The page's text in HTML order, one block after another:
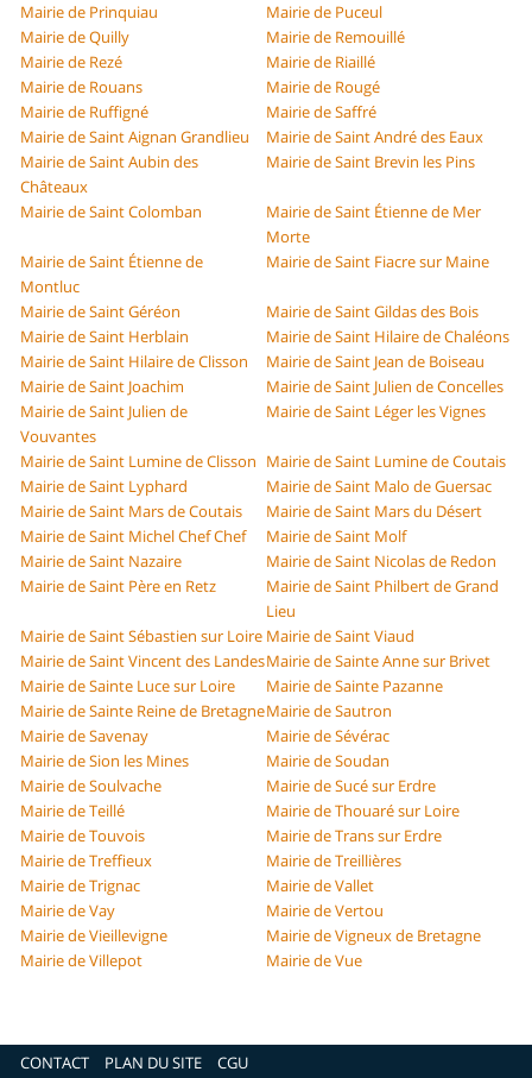
Mairie de Prinquiau
Mairie de Puceul
Mairie de Quilly
Mairie de Remouillé
Mairie de Rezé
Mairie de Riaillé
Mairie de Rouans
Mairie de Rougé
Mairie de Ruffigné
Mairie de Saffré
Mairie de Saint Aignan Grandlieu
Mairie de Saint André des Eaux
Mairie de Saint Aubin des
Châteaux
Mairie de Saint Brevin les Pins
Mairie de Saint Colomban
Mairie de Saint Étienne de Mer
Morte
Mairie de Saint Étienne de
Montluc
Mairie de Saint Fiacre sur Maine
Mairie de Saint Géréon
Mairie de Saint Gildas des Bois
Mairie de Saint Herblain
Mairie de Saint Hilaire de Chaléons
Mairie de Saint Hilaire de Clisson
Mairie de Saint Jean de Boiseau
Mairie de Saint Joachim
Mairie de Saint Julien de Concelles
Mairie de Saint Julien de
Vouvantes
Mairie de Saint Léger les Vignes
Mairie de Saint Lumine de Clisson Mairie de Saint Lumine de Coutais
Mairie de Saint Lyphard
Mairie de Saint Malo de Guersac
Mairie de Saint Mars de Coutais
Mairie de Saint Mars du Désert
Mairie de Saint Michel Chef Chef
Mairie de Saint Molf
Mairie de Saint Nazaire
Mairie de Saint Nicolas de Redon
Mairie de Saint Père en Retz
Mairie de Saint Philbert de Grand
Lieu
Mairie de Saint Sébastien sur Loire Mairie de Saint Viaud
Mairie de Saint Vincent des LandesMairie de Sainte Anne sur Brivet
Mairie de Sainte Luce sur Loire
Mairie de Sainte Pazanne
Mairie de Sainte Reine de BretagneMairie de Sautron
Mairie de Savenay
Mairie de Sévérac
Mairie de Sion les Mines
Mairie de Soudan
Mairie de Soulvache
Mairie de Sucé sur Erdre
Mairie de Teillé
Mairie de Thouaré sur Loire
Mairie de Touvois
Mairie de Trans sur Erdre
Mairie de Treffieux
Mairie de Treillières
Mairie de Trignac
Mairie de Vallet
Mairie de Vay
Mairie de Vertou
Mairie de Vieillevigne
Mairie de Vigneux de Bretagne
Mairie de Villepot
Mairie de Vue
CONTACT PLAN DU SITE CGU